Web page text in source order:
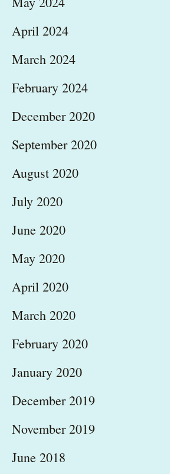
April 2024
March 2024
February 2024
December 2020
September 2020
August 2020
July 2020
June 2020
May 2020
April 2020
March 2020
February 2020
January 2020
December 2019
November 2019
June 2018